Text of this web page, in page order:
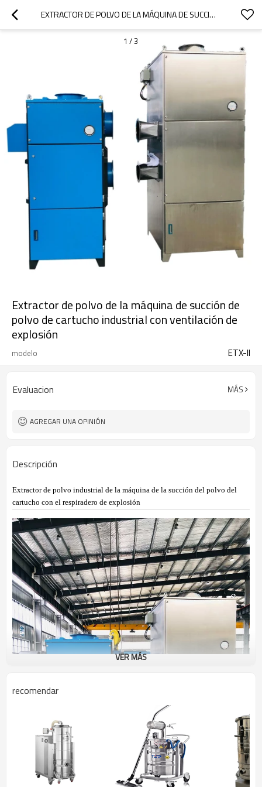
EXTRACTOR DE POLVO DE LA MÁQUINA DE SUCCIÓN DE POLVO DE CARTUCHO INDUSTRIAL CON VENTILACIÓN DE EXPLOSIÓN
1 /3
Extractor de polvo de la máquina de succión de
polvo de cartucho industrial con ventilación de
explosión
modelo ETX-II
Evaluacion MÁS
AGREGAR UNA OPINIÓN
Descripción
Extractor de polvo industrial de la máquina de la succión del polvo del
cartucho con el respiradero de explosión
VER MÁS
recomendar